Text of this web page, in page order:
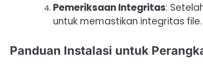
Pemeriksaan Integritas:
untuk memastikan integritas file.
Panduan Instalasi untuk